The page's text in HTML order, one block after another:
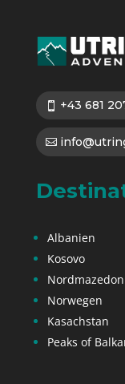
+43 681
Albanien
Kosovo
Norwegen
Kasachstan
Peaks of